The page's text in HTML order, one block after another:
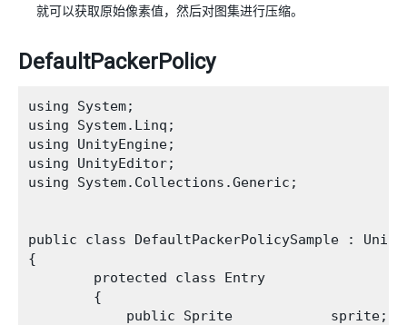
就可以获取原始像素值，然后对图集进行压缩。
DefaultPackerPolicy
using System;
using System.Linq;
using UnityEngine;
using UnityEditor;
using System.Collections.Generic;
public class DefaultPackerPolicySample :
{
        protected class Entry
        {
            public Sprite            sprite;